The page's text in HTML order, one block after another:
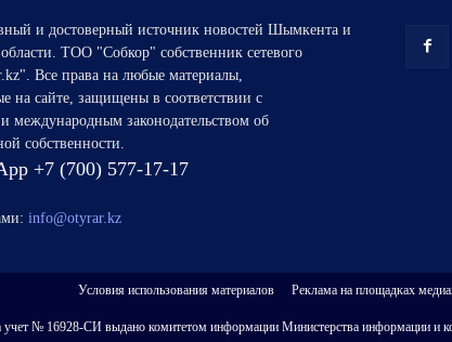
и достоверный источник новостей Шымкента и
области. ТОО "Собкор" собственник сетевого
Все права на любые материалы,
на сайте, защищены в соответствии с
международным законодательством об
собственности.
+7 (700) 577-17-17
info@otyrar.kz
Условия использования материалов Реклама на площадках
учет № 16928-СИ выдано комитетом информации Министерства информации и